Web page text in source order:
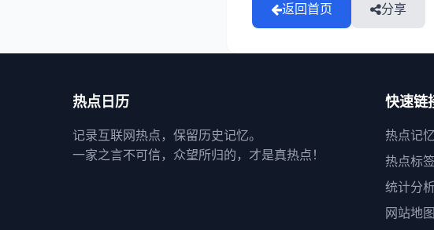
返回首页 分享
热点日历
记录互联网热点，保留历史记忆。
一家之言不可信，众望所归的，才是真热点！
快速链
热点记忆
热点标签
统计分
网站地图